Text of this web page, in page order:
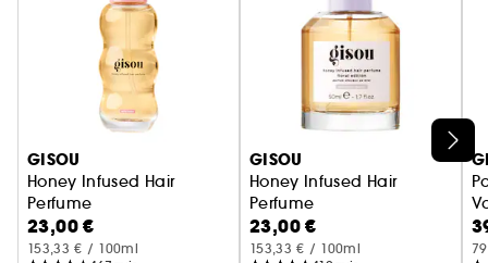
• Brume ultra-fine
• Respecte le microbiome
Ignorer le carrousel produits
GISOU
Honey Infused Hair
Perfume
Wild Rose format mini/voyage
23,00 €
153,33 € / 100ml
GISOU
Honey Infused Hair
Perfume
Lavender Berry format mini/
23,00 €
153,33 € / 100ml